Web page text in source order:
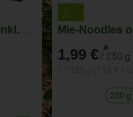
Joghurt-Bereiter inkl. Thermometer
1,99 € *
/ 250 g
250 g